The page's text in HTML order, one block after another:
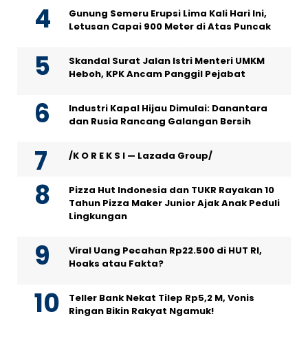
Gunung Semeru Erupsi Lima Kali Hari Ini,
Letusan Capai 900 Meter di Atas Puncak
Skandal Surat Jalan Istri Menteri UMKM
Heboh, KPK Ancam Panggil Pejabat
Industri Kapal Hijau Dimulai: Danantara
dan Rusia Rancang Galangan Bersih
/K O R E K S I — Lazada Group/
Pizza Hut Indonesia dan TUKR Rayakan 10
Tahun Pizza Maker Junior Ajak Anak Peduli
Lingkungan
Viral Uang Pecahan Rp22.500 di HUT RI,
Hoaks atau Fakta?
Teller Bank Nekat Tilep Rp5,2 M, Vonis
Ringan Bikin Rakyat Ngamuk!